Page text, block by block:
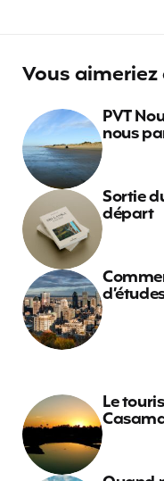
Vous
PVT
nous
Sortie
départ
Le